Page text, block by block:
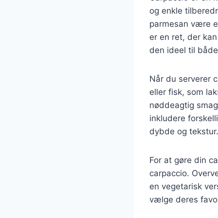
og enkle
parmesan være
er en ret, der
den ideel til
Når du serverer
eller fisk, som
nøddeagtig
inkludere
dybde og tekstur.
For at gøre din
carpaccio.
en vegetarisk
vælge deres